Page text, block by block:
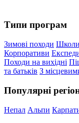
Типи програм
Зимові походи Школи
Корпоративи
Походи на вихідні
та батьків З
Популярні
Непал Альпи